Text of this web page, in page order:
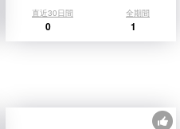
直近30日間 全期間
0 1